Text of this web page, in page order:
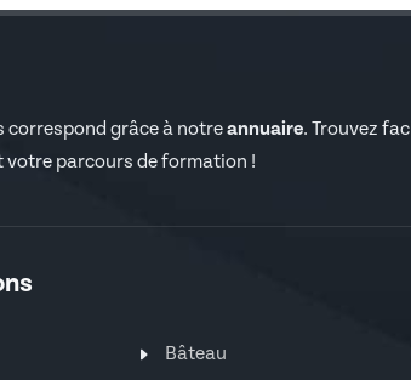
correspond grâce à notreannuaire. Trouvez
votre parcours de formation !
Bâteau